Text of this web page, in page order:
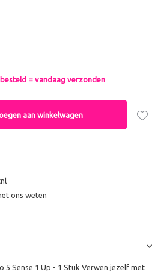
= vandaag verzonden
aan winkelwagen
ons weten
5 Sense 1 Up - 1 Stuk Verwen jezelf met